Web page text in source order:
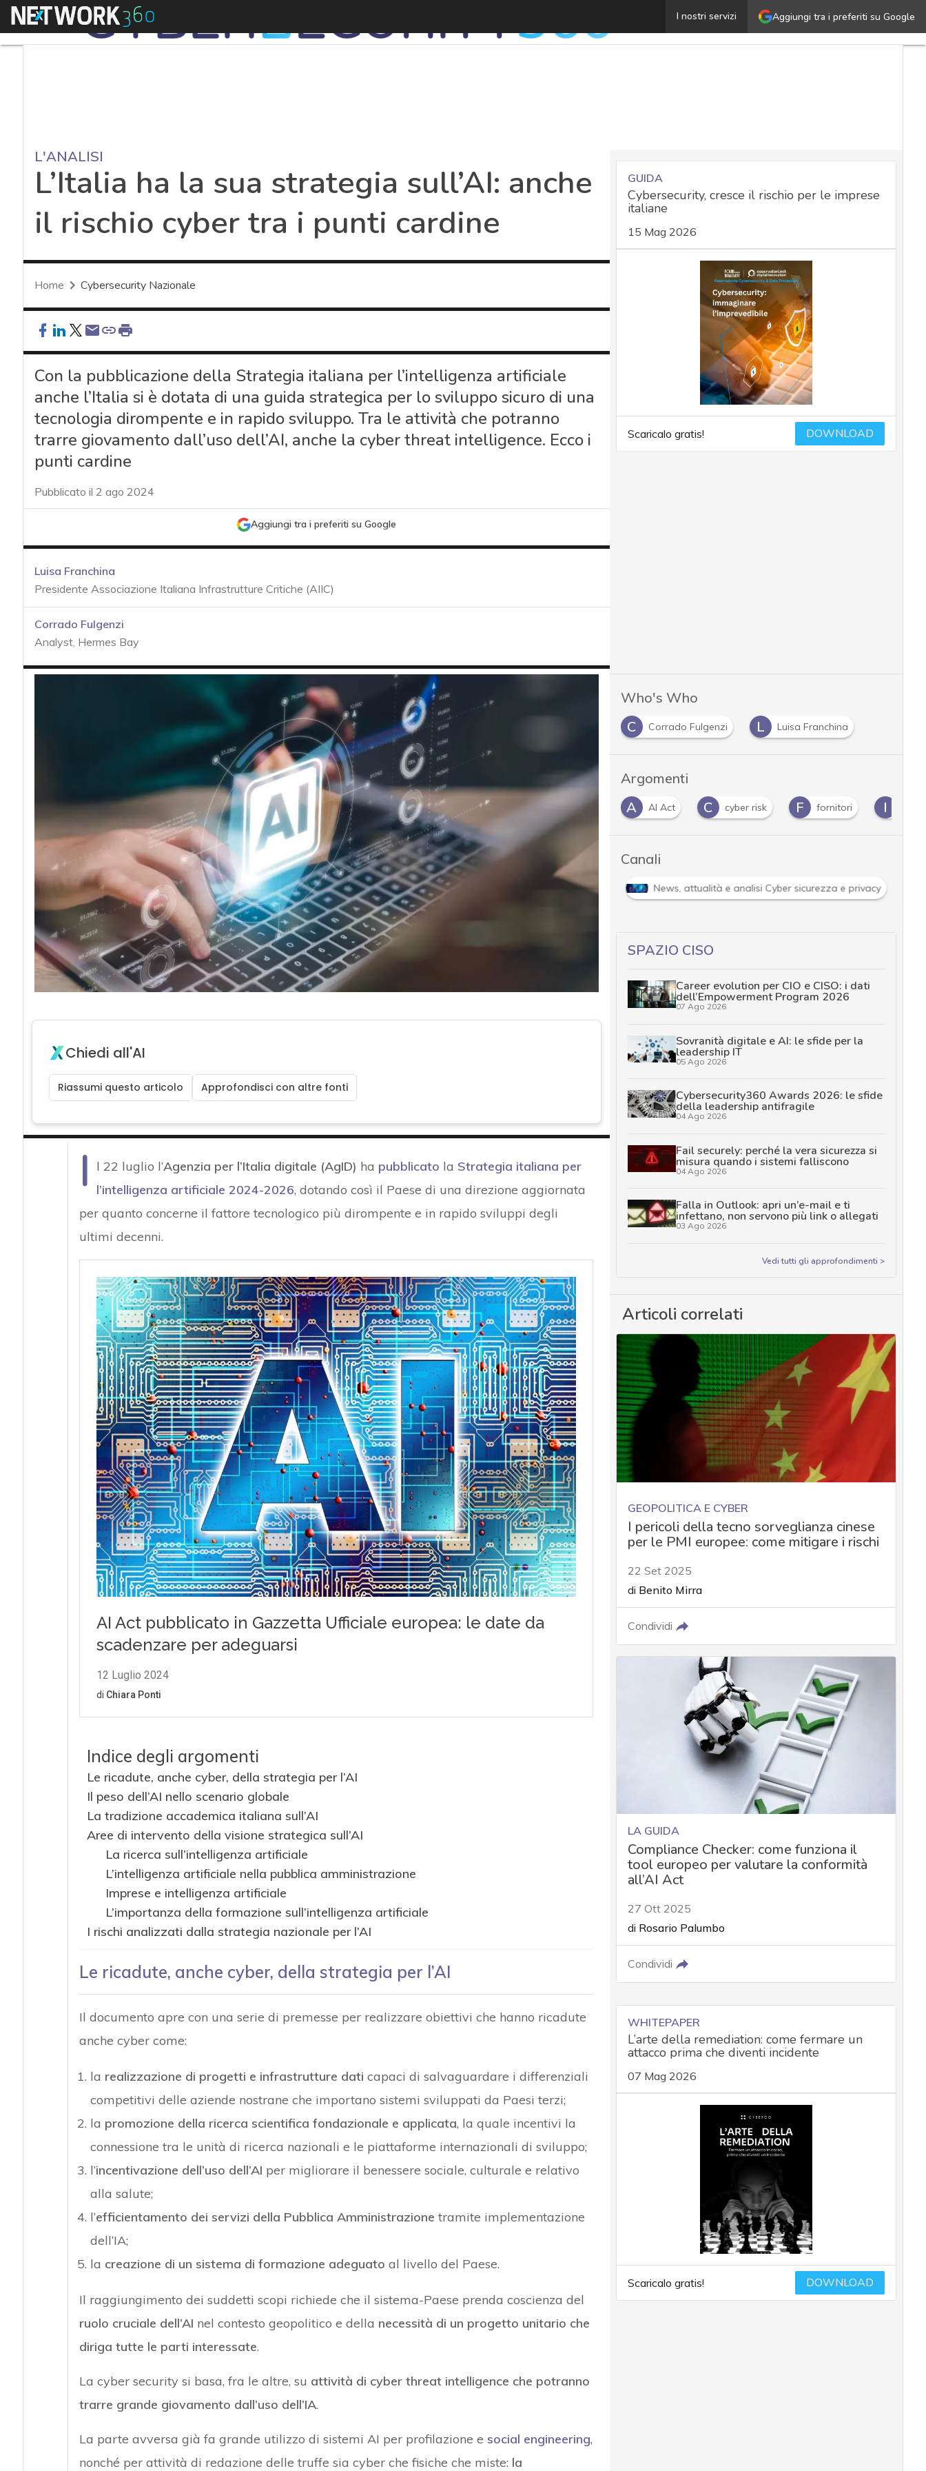
Aggiungi tra i preferiti su Google
I nostri servizi
Menu L’Italia ha la sua strategia sull’AI: anche il rischio cyber
L'ANALISI
L’Italia ha la sua strategia sull’AI: anche
il rischio cyber tra i punti cardine
Home Cybersecurity Nazionale
Con la pubblicazione della Strategia italiana per l’intelligenza artificiale
anche l’Italia si è dotata di una guida strategica per lo sviluppo sicuro di una
tecnologia dirompente e in rapido sviluppo. Tra le attività che potranno
trarre giovamento dall’uso dell’AI, anche la cyber threat intelligence. Ecco i
punti cardine
Pubblicato il 2 ago 2024
Aggiungi tra i preferiti su Google
Luisa Franchina
Presidente Associazione Italiana Infrastrutture Critiche (AIIC)
Corrado Fulgenzi
Analyst, Hermes Bay
Chiedi all'AI
Riassumi questo articolo Approfondisci con altre fonti
I l 22 luglio l’Agenzia per l’Italia digitale (AgID) ha pubblicato la Strategia italiana per
l’intelligenza artificiale 2024-2026, dotando così il Paese di una direzione aggiornata
per quanto concerne il fattore tecnologico più dirompente e in rapido sviluppi degli
ultimi decenni.
Indice degli argomenti
Le ricadute, anche cyber, della strategia per l’AI
Il peso dell’AI nello scenario globale
La tradizione accademica italiana sull’AI
Aree di intervento della visione strategica sull’AI
La ricerca sull’intelligenza artificiale
L’intelligenza artificiale nella pubblica amministrazione
Imprese e intelligenza artificiale
L’importanza della formazione sull’intelligenza artificiale
I rischi analizzati dalla strategia nazionale per l’AI
Le ricadute, anche cyber, della strategia per l’AI
Il documento apre con una serie di premesse per realizzare obiettivi che hanno ricadute
anche cyber come:
la realizzazione di progetti e infrastrutture dati capaci di salvaguardare i differenziali
competitivi delle aziende nostrane che importano sistemi sviluppati da Paesi terzi;
la promozione della ricerca scientifica fondazionale e applicata, la quale incentivi la
connessione tra le unità di ricerca nazionali e le piattaforme internazionali di sviluppo;
l’incentivazione dell’uso dell’AI per migliorare il benessere sociale, culturale e relativo
alla salute;
l’efficientamento dei servizi della Pubblica Amministrazione tramite implementazione
dell’IA;
la creazione di un sistema di formazione adeguato al livello del Paese.
Il raggiungimento dei suddetti scopi richiede che il sistema-Paese prenda coscienza del
ruolo cruciale dell’AI nel contesto geopolitico e della necessità di un progetto unitario che
diriga tutte le parti interessate.
La cyber security si basa, fra le altre, su attività di cyber threat intelligence che potranno
trarre grande giovamento dall’uso dell’IA.
La parte avversa già fa grande utilizzo di sistemi AI per profilazione e social engineering,
nonché per attività di redazione delle truffe sia cyber che fisiche che miste: la
GUIDA
Cybersecurity, cresce il rischio per le imprese
italiane
15 Mag 2026
Scaricalo gratis! DOWNLOAD
Who's Who
C
Corrado Fulgenzi L Luisa Franchina
Argomenti
A
Agid A AI Act C cyber risk F fornitori I
Canali
Cybersecurity nazionale News, attualità e analisi Cyber sicurezza e privacy
SPAZIO CISO
Career evolution per CIO e CISO: i dati
dell’Empowerment Program 2026
07 Ago 2026
Sovranità digitale e AI: le sfide per la
leadership IT
05 Ago 2026
Cybersecurity360 Awards 2026: le sfide
della leadership antifragile
04 Ago 2026
Fail securely: perché la vera sicurezza si
misura quando i sistemi falliscono
04 Ago 2026
Falla in Outlook: apri un’e-mail e ti
infettano, non servono più link o allegati
03 Ago 2026
Vedi tutti gli approfondimenti >
Articoli correlati
GEOPOLITICA E CYBER
I pericoli della tecno sorveglianza cinese
per le PMI europee: come mitigare i rischi
22 Set 2025
di Benito Mirra
Condividi
LA GUIDA
Compliance Checker: come funziona il
tool europeo per valutare la conformità
all’AI Act
27 Ott 2025
di Rosario Palumbo
Condividi
WHITEPAPER
L’arte della remediation: come fermare un
attacco prima che diventi incidente
07 Mag 2026
Scaricalo gratis! DOWNLOAD